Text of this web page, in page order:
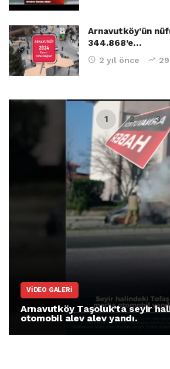
Arnavutköy’ün
344.868’e…
2 yıl önce
ARNAVUTKÖY
Arnavutköy İmrahor Mahallesi
protesto gösterisi düzenledi